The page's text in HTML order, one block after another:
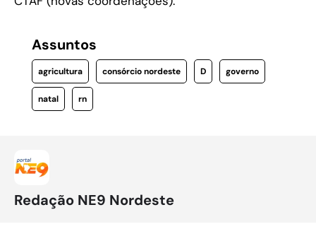
Assuntos
agricultura consórcio nordeste D governo
natal rn
Redação NE9 Nordeste